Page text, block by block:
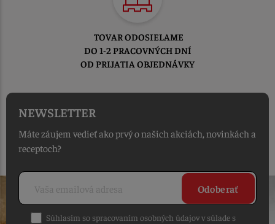
TOVAR ODOSIELAME
DO 1-2 PRACOVNÝCH DNÍ
OD PRIJATIA OBJEDNÁVKY
NEWSLETTER
Máte záujem vedieť ako prvý o našich akciách, novinkách a
receptoch?
Odoberať
Súhlasím so spracovaním osobných údajov v súlade s